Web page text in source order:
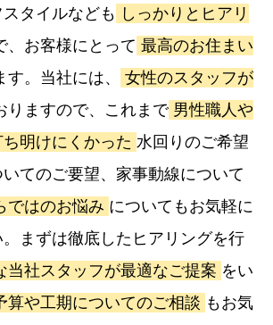
タイルなども しっかりとヒアリ
、お客様にとって 最高のお住まい
す。当社には、
女性のスタッフが
りますので、これまで 男性職人や
明けにくかった 水回りのご希望
てのご要望、家事動線について
ではのお悩み についてもお気軽に
まずは徹底したヒアリングを行
当社スタッフが最適なご提案 をい
算や工期についてのご相談 もお気